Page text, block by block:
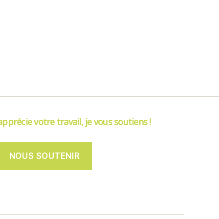
votre travail, je vous soutiens !
NOUS SOUTENIR